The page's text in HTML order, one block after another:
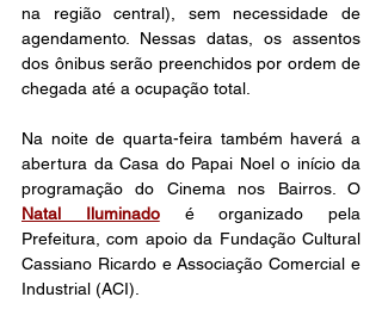
na região central), sem necessidade de
agendamento. Nessas datas, os assentos
dos ônibus serão preenchidos por ordem de
chegada até a ocupação total.
Na noite de quarta-feira também haverá a
abertura da Casa do Papai Noel o início da
Natal Iluminado é organizado pela
Prefeitura, com apoio da Fundação Cultural
Cassiano Ricardo e Associação Comercial e
Industrial (ACI).